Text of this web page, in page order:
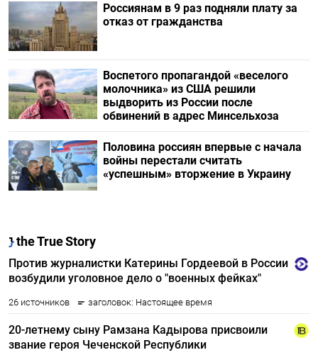
Россиянам в 9 раз подняли плату за
отказ от гражданства
Воспетого пропагандой «веселого
молочника» из США решили
выдворить из России после
обвинений в адрес Минсельхоза
Половина россиян впервые с начала
войны перестали считать
«успешным» вторжение в Украину